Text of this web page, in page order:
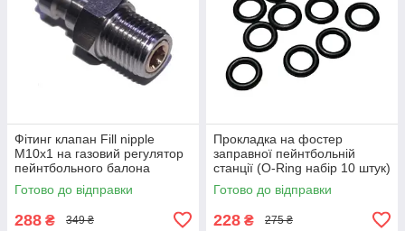
Фітинг клапан Fill nipple
M10x1 на газовий регулятор
пейнтбольного балона
Готово до відправки
288 ₴ 349 ₴
Прокладка на фостер
заправної пейнтбольній
станції (O-Ring набір 10 штук)
- Black
Готово до відправки
228 ₴ 275 ₴